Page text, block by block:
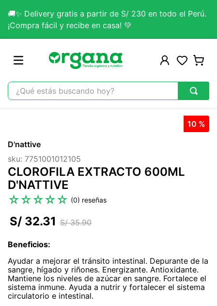
🚚✨ Delivery gratis a partir de S/ 230 en todo el Perú.
¡Compra fácil y recibe en casa! 💚
¿Qué estás buscando hoy?
2.
citrato magnesio
3.
lab nutrition
4.
colageno
5 .
kefir
8.
magnesio
9.
melena leon
10. stevia
10 %
D'nattive
sku: 7751001012105
CLOROFILA EXTRACTO 600ML
D'NATTIVE
☆☆☆☆☆ (0)
S/ 35.90
S/ 32.31
Beneficios:
Ayudar a mejorar el tránsito intestinal. Depurante de la
sangre, hígado y riñones. Energizante. Antioxidante.
Mantiene los niveles de azúcar en sangre. Fortalece el
sistema inmune. Ayuda a nutrir y fortalecer el sistema
circulatorio e intestinal.